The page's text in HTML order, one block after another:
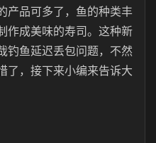
产品可多了，鱼的种类丰
作成美味的寿司。这种新
钓鱼延迟丢包问题，不然
了，接下来小编来告诉大